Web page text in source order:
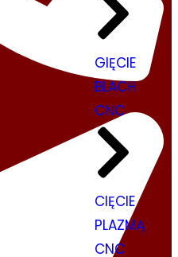
GIĘCIE
BLACH
CNC
CIĘCIE
PLAZMĄ
CNC